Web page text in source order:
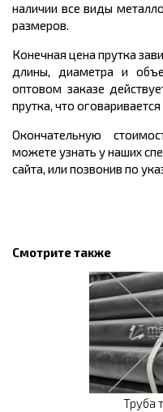
наличии все виды
размеров.
Конечная цена прутка
длины, диаметра и
оптовом заказе
прутка, что
Окончательную
можете узнать у наших
сайта, или позвонив по
Смотрите также
Труба